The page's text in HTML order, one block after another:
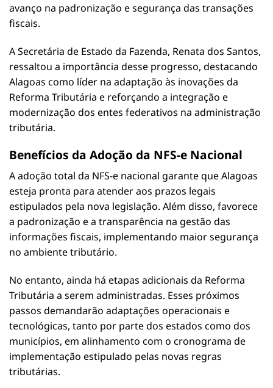
avanço na padronização e segurança das transações
fiscais.
A Secretária de Estado da Fazenda, Renata dos Santos,
ressaltou a importância desse progresso, destacando
Alagoas como líder na adaptação às inovações da
Reforma Tributária e reforçando a integração e
modernização dos entes federativos na administração
tributária.
Benefícios da Adoção da NFS-e Nacional
A adoção total da NFS-e nacional garante que Alagoas
esteja pronta para atender aos prazos legais
estipulados pela nova legislação. Além disso, favorece
a padronização e a transparência na gestão das
informações fiscais, implementando maior segurança
no ambiente tributário.
No entanto, ainda há etapas adicionais da Reforma
Tributária a serem administradas. Esses próximos
passos demandarão adaptações operacionais e
tecnológicas, tanto por parte dos estados como dos
municípios, em alinhamento com o cronograma de
implementação estipulado pelas novas regras
tributárias.